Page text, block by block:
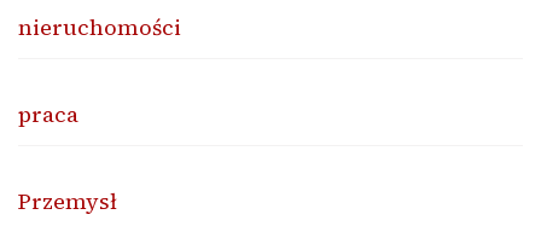
nieruchomości
praca
Przemysł